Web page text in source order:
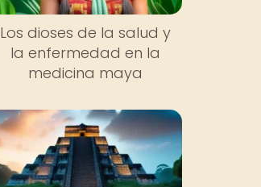
Los dioses de la salud y
la enfermedad en la
medicina maya